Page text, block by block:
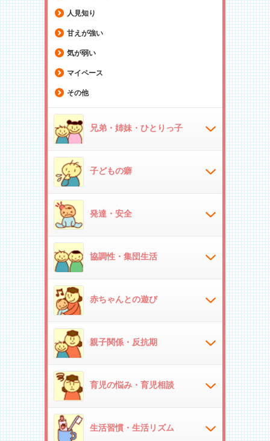
人見知り
甘えが強い
気が弱い
マイペース
その他
兄弟・姉妹・ひとりっ子
子どもの癖
発達・安全
協調性・集団生活
赤ちゃんとの遊び
親子関係・反抗期
育児の悩み・育児相談
生活習慣・生活リズム